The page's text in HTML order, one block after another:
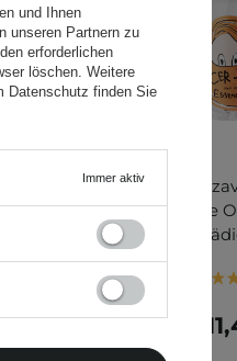
Elizavecca -
Muscle Essence
Öl für
und Ihnen
unseren Partnern zu
erforderlichen
löschen. Weitere
Datenschutz finden Sie
Immer aktiv